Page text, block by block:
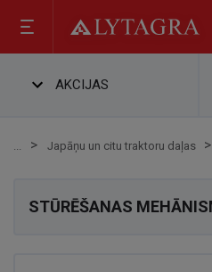
AKCIJAS
Japāņu un citu traktoru daļas
STŪRĒŠANAS